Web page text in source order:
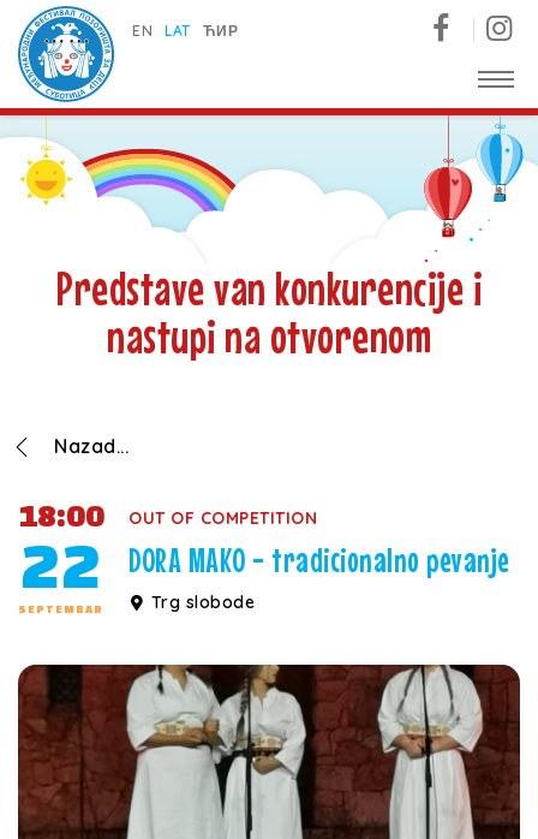
EN LAT ЋИР
Predstave van konkurencije i
nastupi na otvorenom
Nazad...
18:00
22
SEPTEMBAR
OUT OF COMPETITION
DORA MAKO - tradicionalno pevanje
Trg slobode